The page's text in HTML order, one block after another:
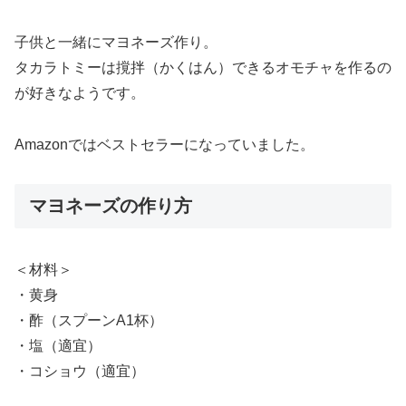
子供と一緒にマヨネーズ作り。
タカラトミーは撹拌（かくはん）できるオモチャを作るの
が好きなようです。
Amazonではベストセラーになっていました。
マヨネーズの作り方
＜材料＞
・黄身
・酢（スプーンA1杯）
・塩（適宜）
・コショウ（適宜）